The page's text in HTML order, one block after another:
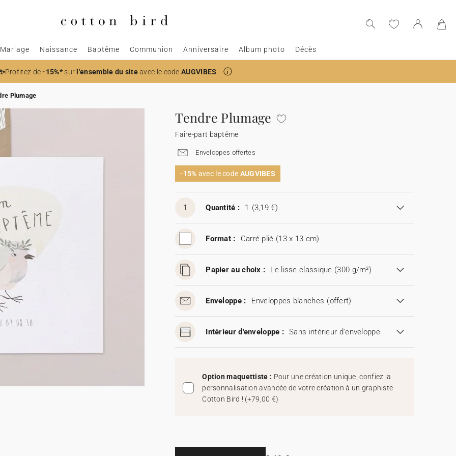
Mariage Naissance Baptême Communion Anniversaire Album photo Décès
Profitez de-15%*surl'ensemble du siteavec le code AUGVIBES
Plumage
Tendre Plumage
Faire-part baptême
Enveloppes offertes
-15% avec le code AUGVIBES
1 Quantité : 1 (3,19 €)
Format : Carré plié (13 x 13 cm)
Papier au choix : Le lisse classique (300 g/m²)
Enveloppe : Enveloppes blanches (offert)
Intérieur d'enveloppe : Sans intérieur d'enveloppe
Option maquettiste : Pour une création unique, confiez la
personnalisation avancée de votre création à un graphiste
Cotton Bird ! (+79,00 €)